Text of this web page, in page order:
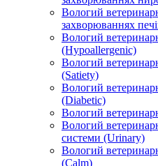
Вологий
захворюваннях
Вологий
(Hypoallergenic)
Вологий
(Satiety)
Вологий
(Diabetic)
Вологий
Вологий
системи (Urinary)
Вологий
(Calm)